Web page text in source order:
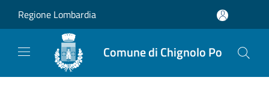
Regione Lombardia
Comune di Chignolo Po